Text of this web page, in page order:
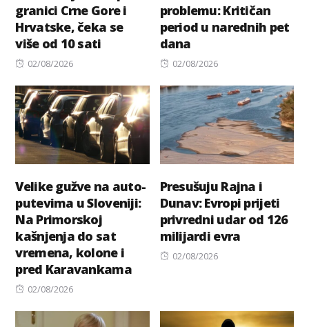
granici Crne Gore i
Hrvatske, čeka se
više od 10 sati
Posted
02/08/2026
problemu: Kritičan
period u narednih pet
dana
Posted
02/08/2026
Velike gužve na auto-
putevima u Sloveniji:
Na Primorskoj
kašnjenja do sat
vremena, kolone i
pred Karavankama
Posted
02/08/2026
Presušuju Rajna i
Dunav: Evropi prijeti
privredni udar od 126
milijardi evra
Posted
02/08/2026